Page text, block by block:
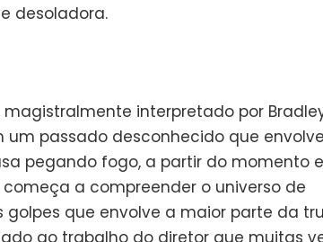
desoladora.
interpretado por
um passado desconhecido que envolve
pegando fogo, a partir do momento
a compreender o universo de
golpes que envolve a maior parte da
ao trabalho do diretor que muitas